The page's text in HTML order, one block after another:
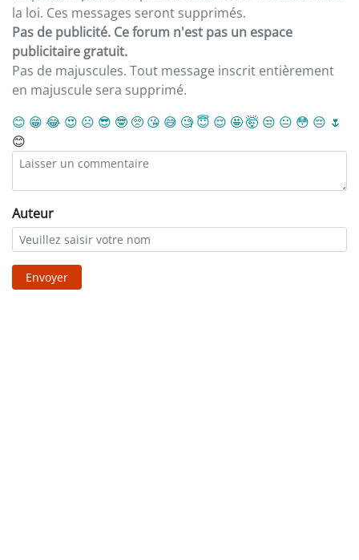
la loi. Ces messages seront supprimés.
Pas de publicité. Ce forum n'est pas un espace
publicitaire gratuit.
Pas de majuscules. Tout message inscrit entièrement
en majuscule sera supprimé.
😊 😁 😂 😍 ☹️ 😎 🤓 🥺 😘 😅 🧐 😇 😌 🤩🤯 😒 😐 😳 😔 🌷
😊
Auteur
Envoyer